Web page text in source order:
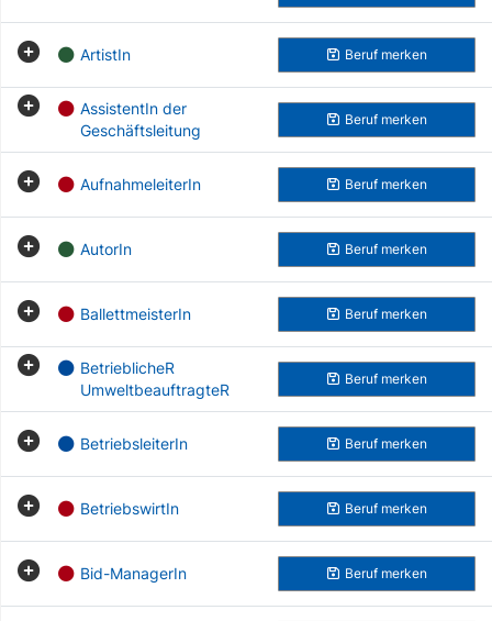
ArtistIn Beruf merken
AssistentIn der
Geschäftsleitung
Beruf merken
AufnahmeleiterIn Beruf merken
AutorIn Beruf merken
BallettmeisterIn Beruf merken
BetrieblicheR
UmweltbeauftragteR
Beruf merken
BetriebsleiterIn Beruf merken
BetriebswirtIn Beruf merken
Bid-ManagerIn Beruf merken